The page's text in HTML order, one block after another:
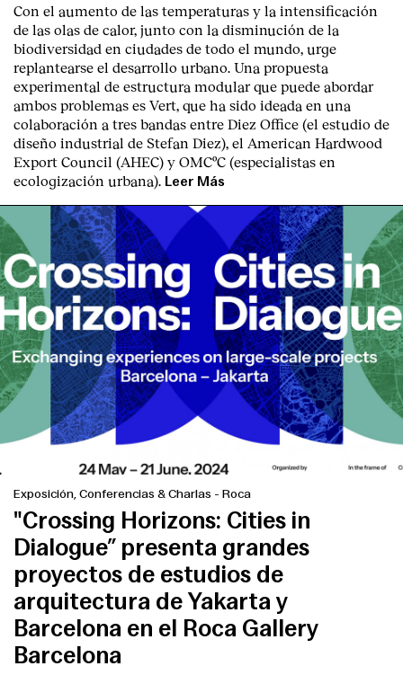
Con el aumento de las temperaturas y la intensificación
de las olas de calor, junto con la disminución de la
biodiversidad en ciudades de todo el mundo, urge
replantearse el desarrollo urbano. Una propuesta
experimental de estructura modular que puede abordar
ambos problemas es Vert, que ha sido ideada en una
colaboración a tres bandas entre Diez Office (el estudio de
diseño industrial de Stefan Diez), el American Hardwood
Export Council (AHEC) y OMCºC (especialistas en
ecologización urbana). Leer Más
Exposición, Conferencias & Charlas - Roca
"Crossing Horizons: Cities in
Dialogue” presenta grandes
proyectos de estudios de
arquitectura de Yakarta y
Barcelona en el Roca Gallery
Barcelona